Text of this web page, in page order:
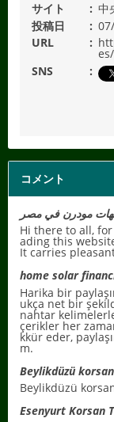
サイト
中
投稿日
URL
SNS
コメント
Hi there to all,
ading this
It carries
home solar
Harika bir
ukça net bir
nahtar
çerikler her
kkür eder,
m.
Beylikdüzü
Beylikdüzü
Esenyurt Korsan